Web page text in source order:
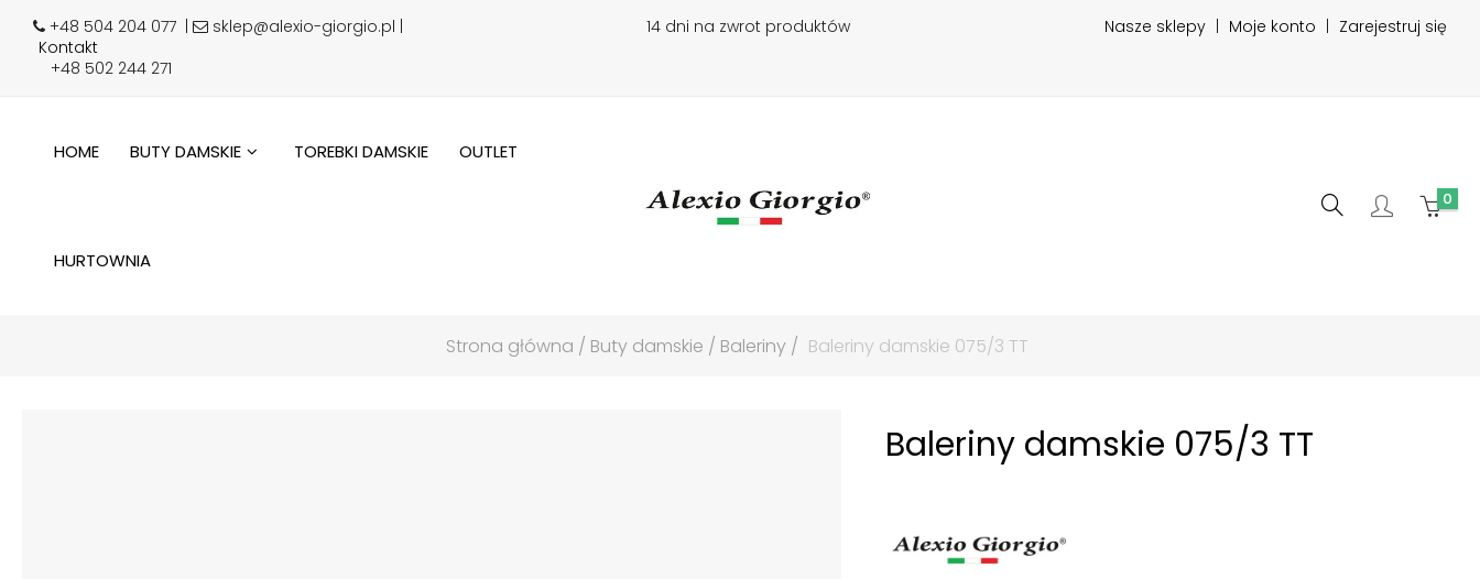
+48 504 204 077
sklep@alexio-giorgio.pl |
Kontakt
+48 502 244 271
14 dni na zwrot produktów Nasze sklepy Moje konto Zarejestruj się
HOME BUTY DAMSKIE TOREBKI DAMSKIE OUTLET
HURTOWNIA
0
Strona główna Buty damskie Baleriny Baleriny damskie 075/3 TT
Baleriny damskie 075/3 TT